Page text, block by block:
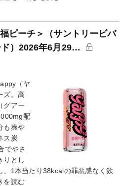
ピーチ＞（サントリービバ
）2026年6月29…
（ヤ
ズ。高
グアー
配
も爽や
ス炭
でやさ
りとし
、1本当たり38kcalの罪悪感なく飲
を読む